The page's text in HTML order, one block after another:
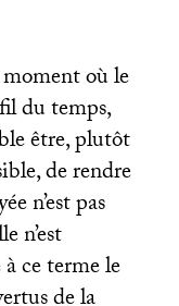
où le
du temps,
être, plutôt
de rendre
n’est pas
n’est
ce terme le